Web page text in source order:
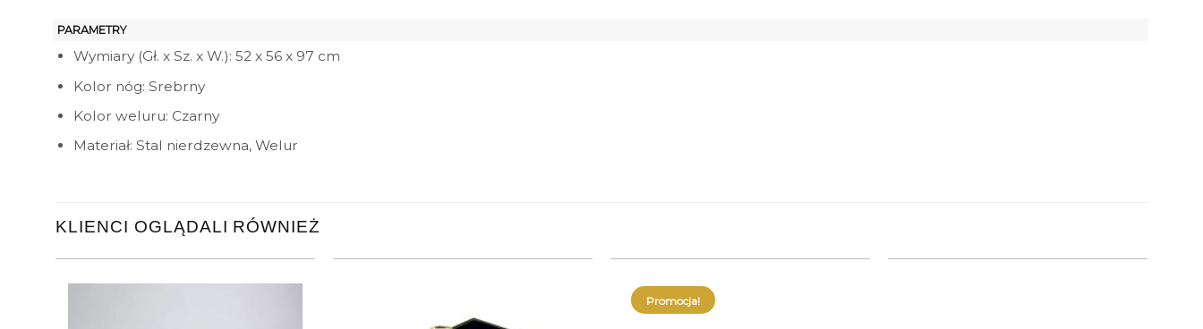
PARAMETRY
Wymiary (Gł. x Sz. x W.): 52 x 56 x 97 cm
Kolor nóg: Srebrny
Kolor weluru: Czarny
Materiał: Stal nierdzewna, Welur
KLIENCI OGLĄDALI RÓWNIEŻ
Promocja!